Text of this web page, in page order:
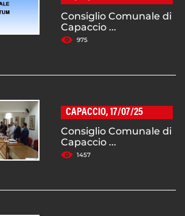
Consiglio Comunale di
Capaccio ...
975
CAPACCIO, 17/07/25
Consiglio Comunale di
Capaccio ...
1457